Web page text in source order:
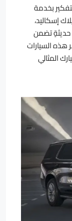
بخدمة
إسكاليد،
حديثةٍ تضمن
هذه السيارات
المثالي